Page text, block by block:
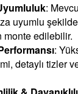
:
uyumlu
monte edilebilir.
:
detaylı tizler